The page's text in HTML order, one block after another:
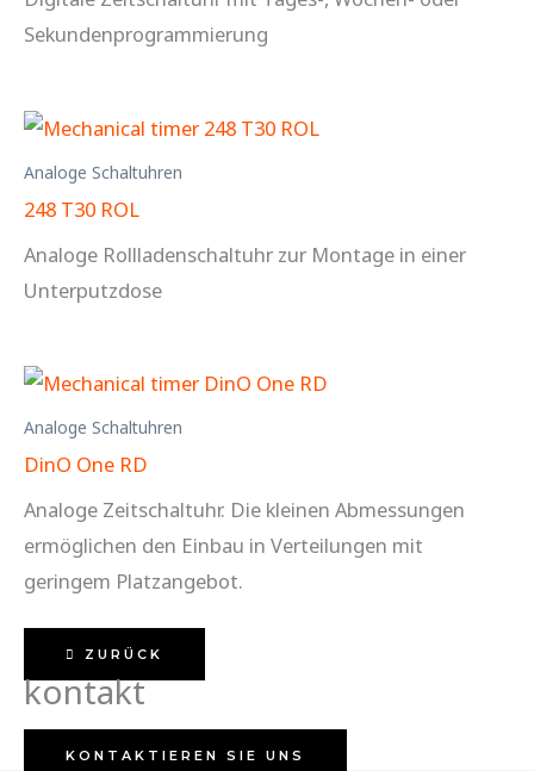
Sekundenprogrammierung
Analoge Schaltuhren
248 T30 ROL
Analoge Rollladenschaltuhr zur Montage in einer
Unterputzdose
Analoge Schaltuhren
DinO One RD
Analoge Zeitschaltuhr. Die kleinen Abmessungen
ermöglichen den Einbau in Verteilungen mit
geringem Platzangebot.
ZURÜCK
kontakt
KONTAKTIEREN SIE UNS